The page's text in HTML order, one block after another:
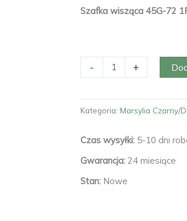
Szafka wisząca 45G-72
-
Szafka
45G-
+
Kategoria: Marsylia Czarny/
Czas wysyłki: 5-10 dni
Gwarancja: 24 miesiące
Stan: Nowe